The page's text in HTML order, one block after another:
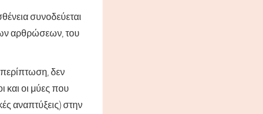
συνοδεύεται
αρθρώσεων, του
περίπτωση, δεν
και οι μύες που
αναπτύξεις) στην